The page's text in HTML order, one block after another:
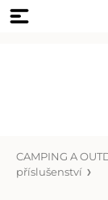
CAMPING A
příslušenství